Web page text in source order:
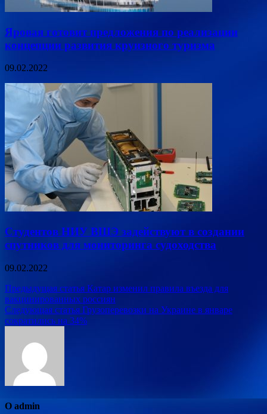
Яровая готовит предложения по реализации
концепции развития круизного туризма
09.02.2022
Студентов НИУ ВШЭ задействуют в создании
спутников для мониторинга судоходства
09.02.2022
Навигация
по
записям
Предыдущая статья Катар изменил правила въезда для
вакцинированных россиян
Следующая статья Грузоперевозки на Украине в январе
сократились на 34%
О admin